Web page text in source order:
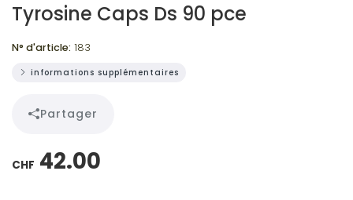
Tyrosine Caps Ds 90 pce
N° d'article: 183
informations supplémentaires
Partager
CHF 42.00